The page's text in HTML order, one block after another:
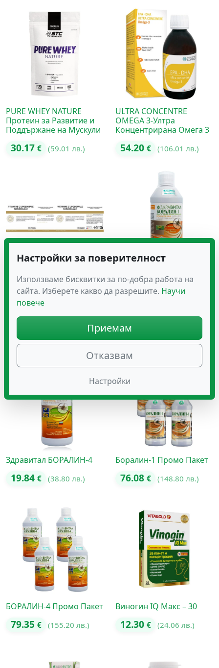
PURE WHEY NATURE
Протеин за Развитие и
Поддържане на Мускули
30.17 € (59.01 лв.)
ULTRA CONCENTRE
OMEGA 3-Ултра
Концентрирана Омега 3
54.20 € (106.01 лв.)
VIT. C LIPOSOMALE
SUBLINGUALE Стимулира
Имунитета и
производството на
Здравитал БОРАЛИН-1
19.02€ (37.20 лв.)
Здравитал БОРАЛИН-4
19.84 € (38.80 лв.)
Боралин-1 Промо Пакет
76.08 € (148.80 лв.)
БОРАЛИН-4 Промо Пакет
79.35 € (155.20 лв.)
Виногин IQ Макс – 30
12.30 € (24.06 лв.)
Настройки за поверителност
Използваме бисквитки за по-добра работа на
сайта. Изберете какво да разрешите. Научи
повече
Приемам
Отказвам
Настройки